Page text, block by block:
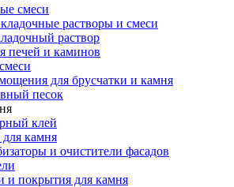
смеси
растворы и смеси
раствор
печей и каминов
для брусчатки и камня
песок
клей
камня
и очистители фасадов
и покрытия для камня